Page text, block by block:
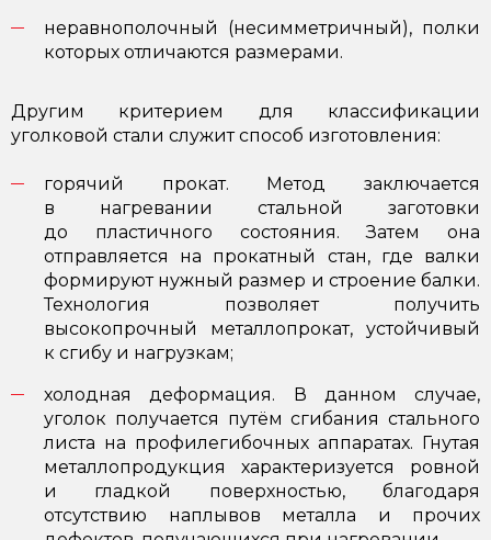
неравнополочный (несимметричный), полки
которых отличаются размерами.
Другим критерием для классификации
уголковой стали служит способ изготовления:
горячий прокат. Метод заключается
в нагревании стальной заготовки
до пластичного состояния. Затем она
отправляется на прокатный стан, где валки
формируют нужный размер и строение балки.
Технология позволяет получить
высокопрочный металлопрокат, устойчивый
к сгибу и нагрузкам;
холодная деформация. В данном случае,
уголок получается путём сгибания стального
листа на профилегибочных аппаратах. Гнутая
металлопродукция характеризуется ровной
и гладкой поверхностью, благодаря
отсутствию наплывов металла и прочих